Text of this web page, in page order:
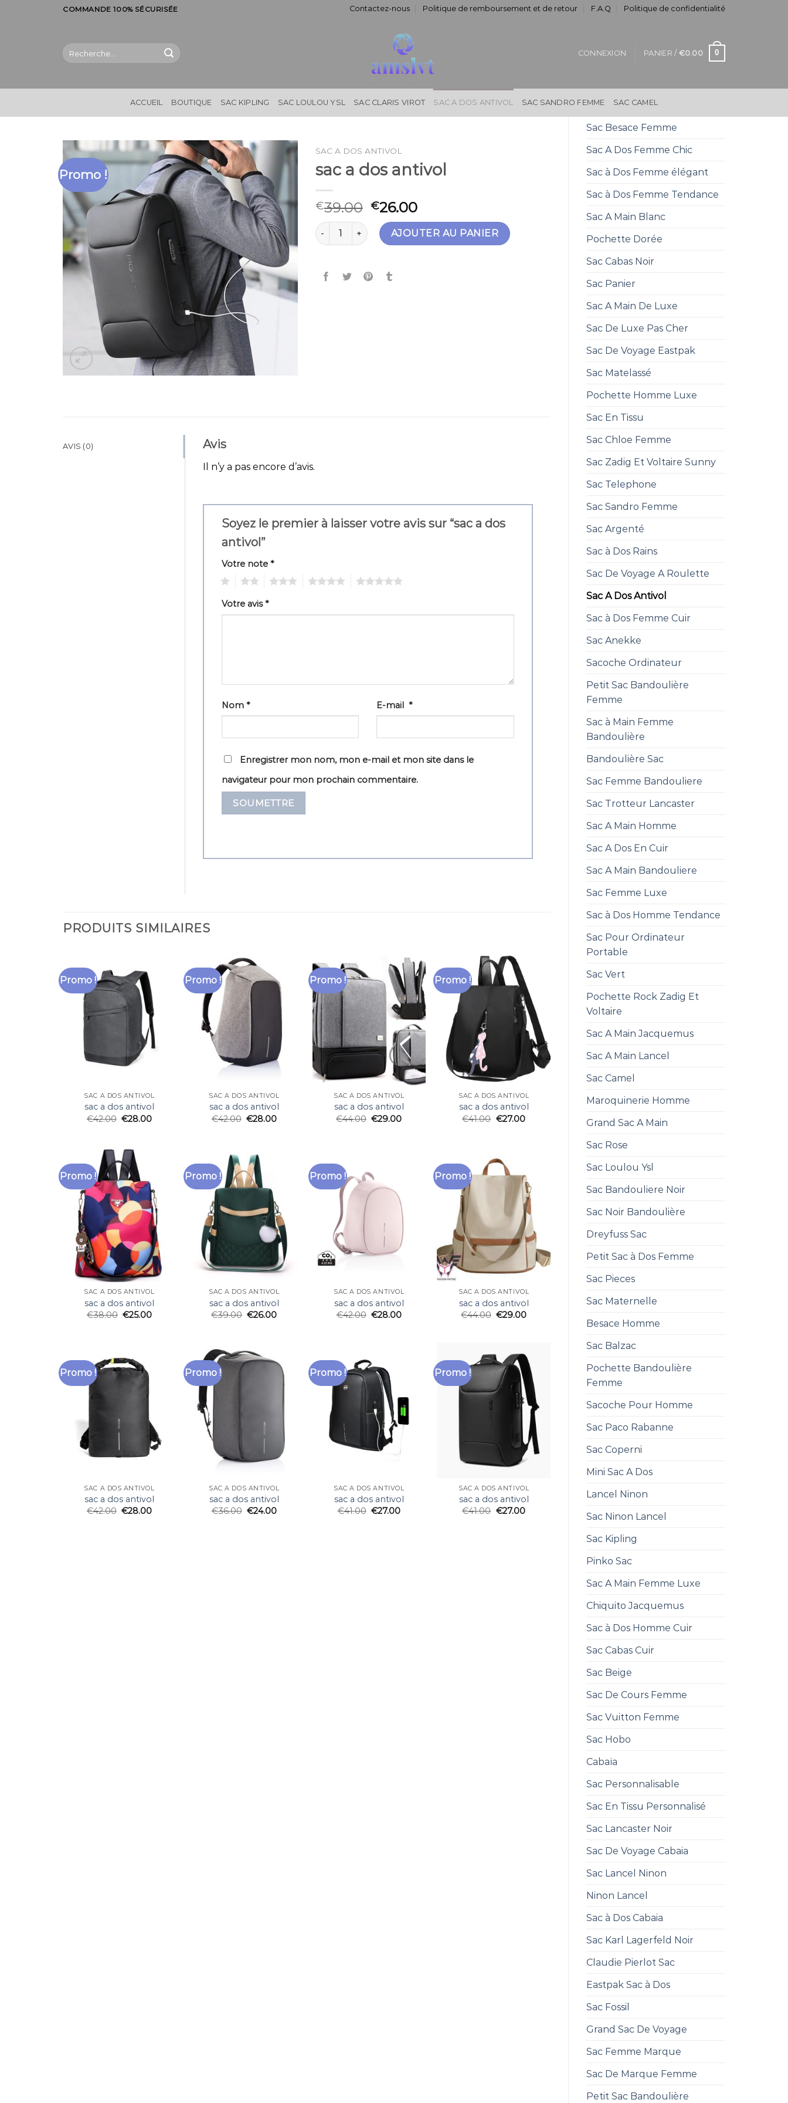
COMMANDE 100% SÉCURISÉE Contactez-nous Politique de remboursement et de retour F.A.Q Politique de confidentialité
Recherche
pour :
CONNEXION PANIER / €0.00 0
ACCUEIL BOUTIQUE SAC KIPLING SAC LOULOU YSL SAC CLARIS VIROT SAC A DOS ANTIVOL SAC SANDRO FEMME SAC CAMEL
Sac Besace Femme
Sac A Dos Femme Chic
Sac à Dos Femme élégant
Sac à Dos Femme Tendance
Sac A Main Blanc
Pochette Dorée
Sac Cabas Noir
Sac Panier
Sac A Main De Luxe
Sac De Luxe Pas Cher
Sac De Voyage Eastpak
Sac Matelassé
Pochette Homme Luxe
Sac En Tissu
Sac Chloe Femme
Sac Zadig Et Voltaire Sunny
Sac Telephone
Sac Sandro Femme
Sac Argenté
Sac à Dos Rains
Sac De Voyage A Roulette
Sac A Dos Antivol
Sac à Dos Femme Cuir
Sac Anekke
Sacoche Ordinateur
Petit Sac Bandoulière
Femme
Sac à Main Femme
Bandoulière
Bandoulière Sac
Sac Femme Bandouliere
Sac Trotteur Lancaster
Sac A Main Homme
Sac A Dos En Cuir
Sac A Main Bandouliere
Sac Femme Luxe
Sac à Dos Homme Tendance
Sac Pour Ordinateur
Portable
Sac Vert
Pochette Rock Zadig Et
Voltaire
Sac A Main Jacquemus
Sac A Main Lancel
Sac Camel
Maroquinerie Homme
Grand Sac A Main
Sac Rose
Sac Loulou Ysl
Sac Bandouliere Noir
Sac Noir Bandoulière
Dreyfuss Sac
Petit Sac à Dos Femme
Sac Pieces
Sac Maternelle
Besace Homme
Sac Balzac
Pochette Bandoulière
Femme
Sacoche Pour Homme
Sac Paco Rabanne
Sac Coperni
Mini Sac A Dos
Lancel Ninon
Sac Ninon Lancel
Sac Kipling
Pinko Sac
Sac A Main Femme Luxe
Chiquito Jacquemus
Sac à Dos Homme Cuir
Sac Cabas Cuir
Sac Beige
Sac De Cours Femme
Sac Vuitton Femme
Sac Hobo
Cabaïa
Sac Personnalisable
Sac En Tissu Personnalisé
Sac Lancaster Noir
Sac De Voyage Cabaia
Sac Lancel Ninon
Ninon Lancel
Sac à Dos Cabaia
Sac Karl Lagerfeld Noir
Claudie Pierlot Sac
Eastpak Sac à Dos
Sac Fossil
Grand Sac De Voyage
Sac Femme Marque
Sac De Marque Femme
Petit Sac Bandoulière
Promo !
SAC A DOS ANTIVOL
sac a dos antivol
€39.00 €26.00
quantité de sac a dos antivolAJOUTER AU PANIER
AVIS (0) Avis
Il n’y a pas encore d’avis.
Soyez le premier à laisser votre avis sur “sac a dos
antivol”
Votre note *
Votre avis*
Nom * E-mail*
Enregistrer mon nom, mon e-mail et mon site dans le
navigateur pour mon prochain commentaire.
PRODUITS SIMILAIRES
Promo !
SAC A DOS ANTIVOL
sac a dos antivol
€42.00 €28.00
Promo !
SAC A DOS ANTIVOL
sac a dos antivol
€42.00 €28.00
Promo !
SAC A DOS ANTIVOL
sac a dos antivol
€44.00 €29.00
Promo !
SAC A DOS ANTIVOL
sac a dos antivol
€41.00 €27.00
Promo !
SAC A DOS ANTIVOL
sac a dos antivol
€38.00 €25.00
Promo !
SAC A DOS ANTIVOL
sac a dos antivol
€39.00 €26.00
Promo !
SAC A DOS ANTIVOL
sac a dos antivol
€42.00 €28.00
Promo !
SAC A DOS ANTIVOL
sac a dos antivol
€44.00 €29.00
Promo !
SAC A DOS ANTIVOL
sac a dos antivol
€42.00 €28.00
Promo !
SAC A DOS ANTIVOL
sac a dos antivol
€36.00 €24.00
Promo !
SAC A DOS ANTIVOL
sac a dos antivol
€41.00 €27.00
Promo !
SAC A DOS ANTIVOL
sac a dos antivol
€41.00 €27.00